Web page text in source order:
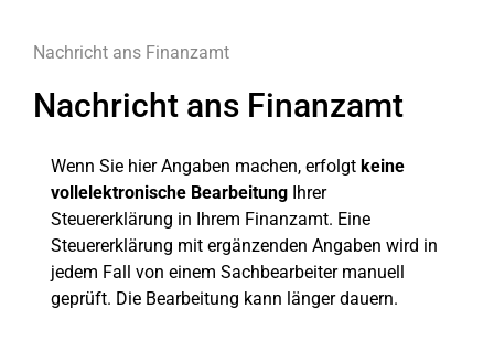
Nachricht ans Finanzamt
Nachricht ans Finanzamt
Wenn Sie hier Angaben machen, erfolgt keine
vollelektronische Bearbeitung Ihrer
Steuererklärung in Ihrem Finanzamt. Eine
Steuererklärung mit ergänzenden Angaben wird in
jedem Fall von einem Sachbearbeiter manuell
geprüft. Die Bearbeitung kann länger dauern.